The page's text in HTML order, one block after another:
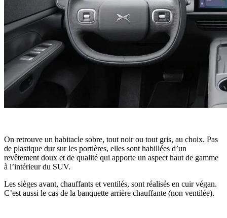
On retrouve un habitacle sobre, tout noir ou tout gris, au choix. Pas
de plastique dur sur les portières, elles sont habillées d’un
revêtement doux et de qualité qui apporte un aspect haut de gamme
à l’intérieur du SUV.
Les sièges avant, chauffants et ventilés, sont réalisés en cuir végan.
C’est aussi le cas de la banquette arrière chauffante (non ventilée).